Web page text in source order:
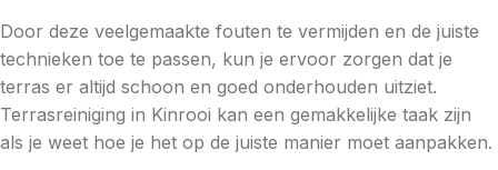
Door deze veelgemaakte fouten te vermijden en de juiste
technieken toe te passen, kun je ervoor zorgen dat je
terras er altijd schoon en goed onderhouden uitziet.
Terrasreiniging in Kinrooi kan een gemakkelijke taak zijn
als je weet hoe je het op de juiste manier moet aanpakken.